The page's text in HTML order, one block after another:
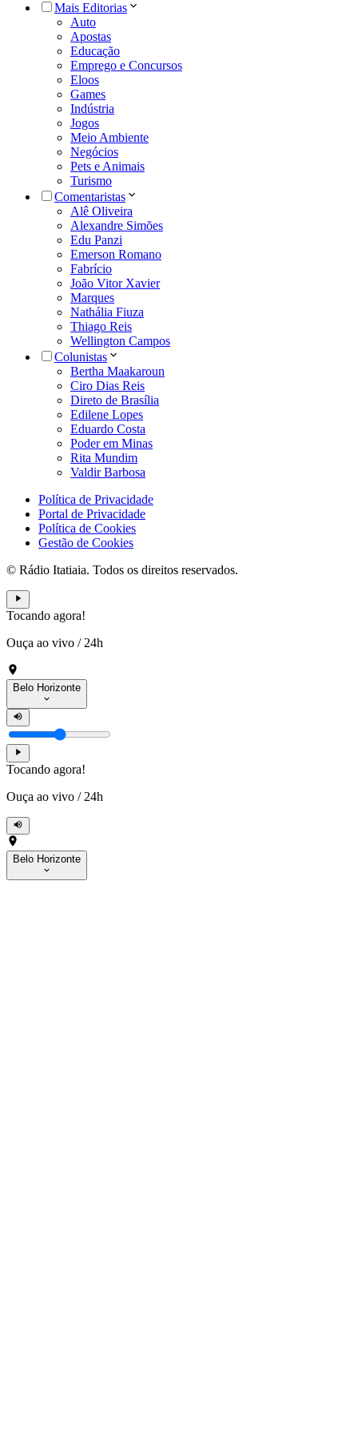
Mais Editorias
Auto
Apostas
Educação
Emprego e Concursos
Eloos
Games
Indústria
Jogos
Meio Ambiente
Negócios
Pets e Animais
Turismo
Comentaristas
Alê Oliveira
Alexandre Simões
Edu Panzi
Emerson Romano
Fabrício
João Vitor Xavier
Marques
Nathália Fiuza
Thiago Reis
Wellington Campos
Colunistas
Bertha Maakaroun
Ciro Dias Reis
Direto de Brasília
Edilene Lopes
Eduardo Costa
Poder em Minas
Rita Mundim
Valdir Barbosa
Política de Privacidade
Portal de Privacidade
Política de Cookies
Gestão de Cookies
© Rádio Itatiaia. Todos os direitos reservados.
Tocando agora!
Ouça ao vivo / 24h
Belo Horizonte
Tocando agora!
Ouça ao vivo / 24h
Belo Horizonte